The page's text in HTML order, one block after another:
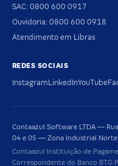
SAC: 0800 600 0917
Ouvidoria: 0800 600 0918
Atendimento em Libras
REDES SOCIAIS
InstagramLinkedInYouTube
Contaazul Software LTDA —
04 e 05 — Zona Industrial
Contaazul Instituição de
Correspondente do Banco BTG